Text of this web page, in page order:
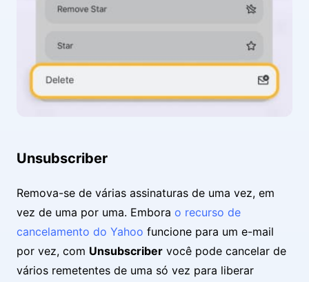
Unsubscriber
Remova-se de várias assinaturas de uma vez, em
vez de uma por uma. Embora o recurso de
cancelamento do Yahoo funcione para um e-mail
por vez, com Unsubscriber você pode cancelar de
vários remetentes de uma só vez para liberar